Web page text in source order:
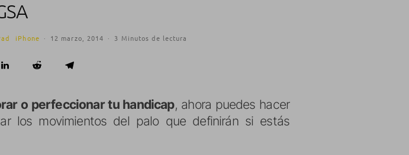
iPhone · 12 marzo, 2014 · 3 Minutos de lectura
o perfeccionar tu handicap, ahora puedes hacer
los movimientos del palo que definirán si estás